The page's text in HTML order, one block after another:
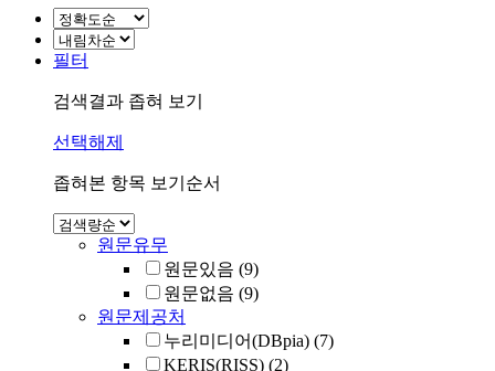
필터
검색결과 좁혀 보기
선택해제
좁혀본 항목 보기순서
원문유무
원문있음 (9)
원문없음 (9)
원문제공처
누리미디어(DBpia) (7)
KERIS(RISS) (2)